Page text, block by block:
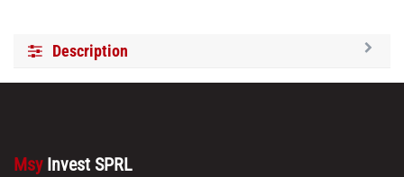
Description
Msy Invest SPRL